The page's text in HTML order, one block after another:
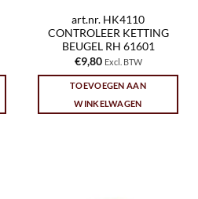
art.nr. HK4110
CONTROLEER KETTING
BEUGEL RH 61601
€9,80 Excl. BTW
TOEVOEGEN AAN
WINKELWAGEN